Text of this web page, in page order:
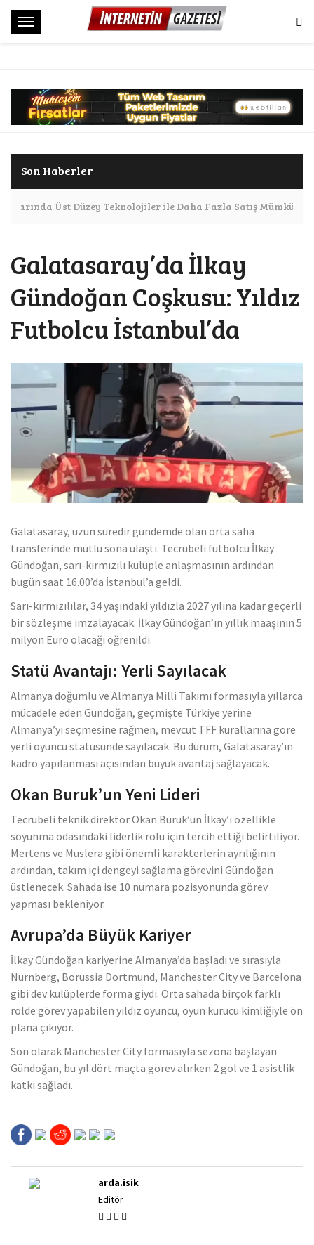
M
Son Haberler
Üst Düzey Teknolojiler ile Daha Fazla Satış Mümkün
Galatasaray’da İlkay
Gündoğan Coşkusu: Yıldız
Futbolcu İstanbul’da
Galatasaray, uzun süredir gündemde olan orta saha
transferinde mutlu sona ulaştı. Tecrübeli futbolcu İlkay
Gündoğan, sarı-kırmızılı kulüple anlaşmasının ardından
bugün saat 16.00’da İstanbul’a geldi.
Sarı-kırmızılılar, 34 yaşındaki yıldızla 2027 yılına kadar geçerli
bir sözleşme imzalayacak. İlkay Gündoğan’ın yıllık maaşının 5
milyon Euro olacağı öğrenildi.
Statü Avantajı: Yerli Sayılacak
Almanya doğumlu ve Almanya Milli Takımı formasıyla yıllarca
mücadele eden Gündoğan, geçmişte Türkiye yerine
Almanya’yı seçmesine rağmen, mevcut TFF kurallarına göre
yerli oyuncu statüsünde sayılacak. Bu durum, Galatasaray’ın
kadro yapılanması açısından büyük avantaj sağlayacak.
Okan Buruk’un Yeni Lideri
Tecrübeli teknik direktör Okan Buruk’un İlkay’ı özellikle
soyunma odasındaki liderlik rolü için tercih ettiği belirtiliyor.
Mertens ve Muslera gibi önemli karakterlerin ayrılığının
ardından, takım içi dengeyi sağlama görevini Gündoğan
üstlenecek. Sahada ise 10 numara pozisyonunda görev
yapması bekleniyor.
Avrupa’da Büyük Kariyer
İlkay Gündoğan kariyerine Almanya’da başladı ve sırasıyla
Nürnberg, Borussia Dortmund, Manchester City ve Barcelona
gibi dev kulüplerde forma giydi. Orta sahada birçok farklı
rolde görev yapabilen yıldız oyuncu, oyun kurucu kimliğiyle ön
plana çıkıyor.
Son olarak Manchester City formasıyla sezona başlayan
Gündoğan, bu yıl dört maçta görev alırken 2 gol ve 1 asistlik
katkı sağladı.
arda.isik
Editör